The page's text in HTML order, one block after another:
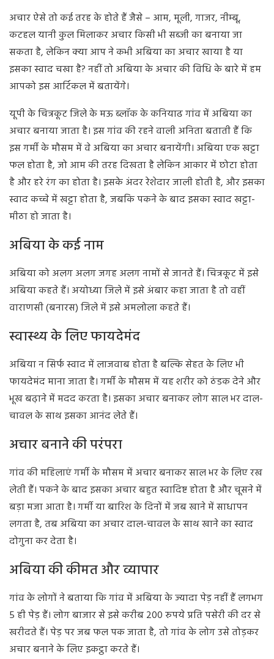
अचार ऐसे तो कई तरह के होते हैं जैसे – आम, मूली, गाजर, नीम्बू,
कटहल यानी कुल मिलाकर अचार किसी भी सब्जी का बनाया जा
सकता है, लेकिन क्या आप ने कभी अबिया का अचार खाया है या
इसका स्वाद चखा है? नहीं तो अबिया के अचार की विधि के बारे में हम
आपको इस आर्टिकल में बतायेंगे।
यूपी के चित्रकूट जिले के मऊ ब्लॉक के कनियाढ गांव में अबिया का
अचार बनाया जाता है। इस गांव की रहने वाली अनिता बताती हैं कि
इस गर्मी के मौसम में वे अबिया का अचार बनायेंगी। अबिया एक खट्टा
फल होता है, जो आम की तरह दिखता है लेकिन आकार में छोटा होता
है और हरे रंग का होता है। इसके अंदर रेशेदार जाली होती है, और इसका
स्वाद कच्चे में खट्टा होता है, जबकि पकने के बाद इसका स्वाद खट्टा-
मीठा हो जाता है।
अबिया के कई नाम
अबिया को अलग अलग जगह अलग नामों से जानते हैं। चित्रकूट में इसे
अबिया कहते हैं। अयोध्या जिले में इसे अंबार कहा जाता है तो वहीं
वाराणसी (बनारस) जिले में इसे अमलोला कहते हैं।
स्वास्थ्य के लिए फायदेमंद
अबिया न सिर्फ स्वाद में लाजवाब होता है बल्कि सेहत के लिए भी
फायदेमंद माना जाता है। गर्मी के मौसम में यह शरीर को ठंडक देने और
भूख बढ़ाने में मदद करता है। इसका अचार बनाकर लोग साल भर दाल-
चावल के साथ इसका आनंद लेते हैं।
अचार बनाने की परंपरा
गांव की महिलाएं गर्मी के मौसम में अचार बनाकर साल भर के लिए रख
लेती हैं। पकने के बाद इसका अचार बहुत स्वादिष्ट होता है और चूसने में
बड़ा मजा आता है। गर्मी या बारिश के दिनों में जब खाने में साधापन
लगता है, तब अबिया का अचार दाल-चावल के साथ खाने का स्वाद
दोगुना कर देता है।
अबिया की कीमत और व्यापार
गांव के लोगों ने बताया कि गांव में अबिया के ज्यादा पेड़ नहीं हैं लगभग
5 ही पेड़ हैं। लोग बाजार से इसे करीब 200 रुपये प्रति पसेरी की दर से
खरीदते हैं। पेड़ पर जब फल पक जाता है, तो गांव के लोग उसे तोड़कर
अचार बनाने के लिए इकट्ठा करते हैं।